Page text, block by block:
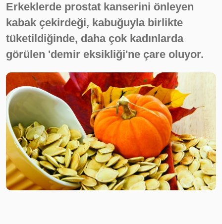
Erkeklerde prostat kanserini önleyen
kabak çekirdeği, kabuğuyla birlikte
tüketildiğinde, daha çok kadınlarda
görülen 'demir eksikliği'ne çare oluyor.